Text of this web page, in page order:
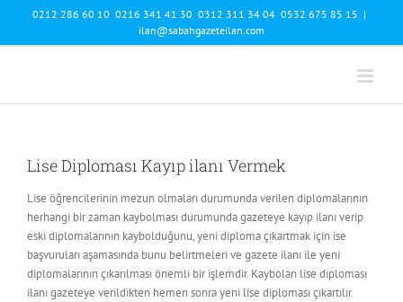
content
0212 286 60 10 0216 341 41 30 0312 311 34 04 0532 675 85 15 |
ilan@sabahgazeteilan.com
Lise Diploması Kayıp ilanı Vermek
Lise öğrencilerinin mezun olmaları durumunda verilen diplomalarının
herhangi bir zaman kaybolması durumunda gazeteye kayıp ilanı verip
eski diplomalarının kaybolduğunu, yeni diploma çıkartmak için ise
başvuruları aşamasında bunu belirtmeleri ve gazete ilanı ile yeni
diplomalarının çıkarılması önemli bir işlemdir. Kaybolan lise diploması
ilanı gazeteye verildikten hemen sonra yeni lise diploması çıkartılır.